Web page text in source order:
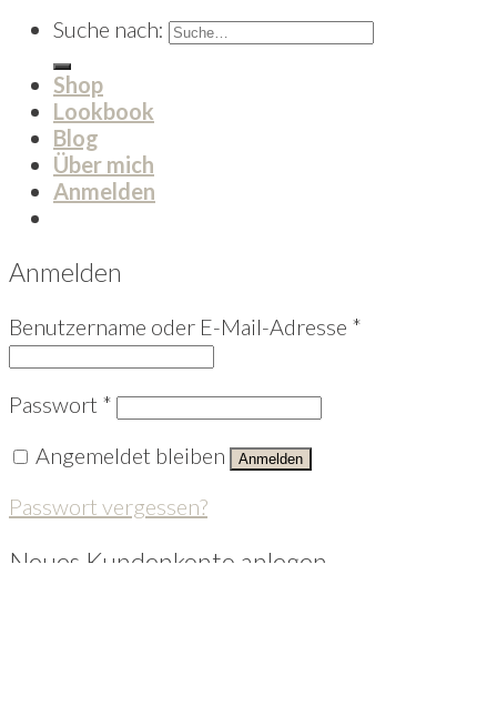
Suche nach:
Shop
Lookbook
Blog
Über mich
Anmelden
Anmelden
Benutzername oder E-Mail-Adresse *
Passwort *
Angemeldet bleiben
Anmelden
Passwort vergessen?
Neues Kundenkonto anlegen